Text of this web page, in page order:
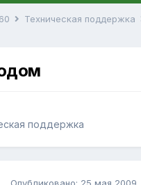
Техническая поддержка
поддержка